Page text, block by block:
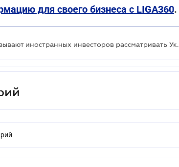
для своего бизнеса с LIGA360.
В Давосе призывают